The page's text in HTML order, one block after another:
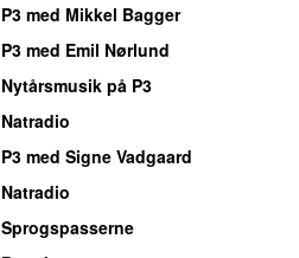
P3 med Mikkel Bagger
P3 med Emil Nørlund
Nytårsmusik på P3
Natradio
P3 med Signe Vadgaard
Natradio
Sprogspasserne